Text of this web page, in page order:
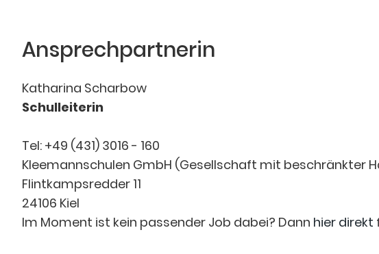
Ansprechpartnerin
Katharina Scharbow
Schulleiterin
Tel: +49 (431) 3016 - 160
Kleemannschulen GmbH (Gesellschaft mit beschränkter
Flintkampsredder 11
24106 Kiel
Im Moment ist kein passender Job dabei? Dann hier direkt